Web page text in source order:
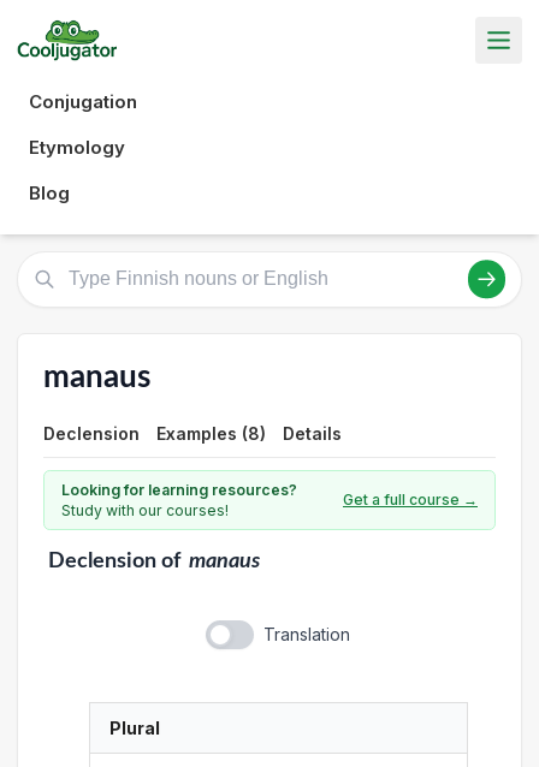
Conjugation
Etymology
Blog
manaus
Declension Examples (8) Details
Looking for learning resources?
Study with our courses!
Get a full course →
Declensionof manaus
Translation
Plural